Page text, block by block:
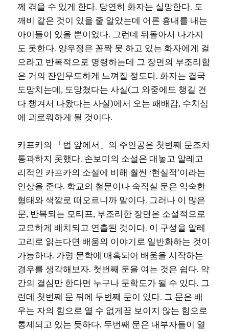
께 겪을 수 있게 한다. 당연히 화자는 실망한다. 도
깨비 같은 것이 있을 줄 알았는데 어른 흉내를 내는
아이들이 있을 뿐이었다. 그런데 뒤돌아서 나가지
도 못한다. 양우정은 꼼짝 못 하고 있는 화자에게 걸
으라고 반복적으로 명령하는데 그 장면의 부조리함
은 거의 잔인무도하게 느껴질 정도다. 화자는 결국
도망치는데, 도망쳤다는 사실(그 와중에도 챙길 건
다 챙겨서 나왔다는 사실)에서 오는 패배감, 수치심
에 괴로워하게 될 것이다.
카프카의 「법 앞에서」의 주인공은 첫번째 문조차
통과하지 못했다. 손보미의 소설은 대놓고 알레고
리적인 카프카의 소설에 비해 훨씬 ‘현실적’이라는
인상을 준다. 학교의 철문이나 숙직실 문은 익숙한
형태와 색깔로 떠오르니까 말이다. 그러나 이 많은
문, 반복되는 모티프, 부조리한 장면은 소설적으로
교묘하게 배치되고 연출된 것이다. 이 구성을 알레
고리로 읽는다면 배움의 이야기로 일반화하는 것이
가능하다. 가령 문학에 매혹되어 배움을 시작하는
경우를 생각해보자. 첫번째 문을 여는 것은 쉽다. 약
간의 결심만 한다면 누구나 문학도가 될 수 있다. 그
런데 첫번째 문 뒤에 두번째 문이 있다. 그 문은 배
우는 자의 힘으로 열 수 없게끔 보이지 않는 힘으로
통제되고 있는 듯하다. 두번째 문은 내부자들이 열